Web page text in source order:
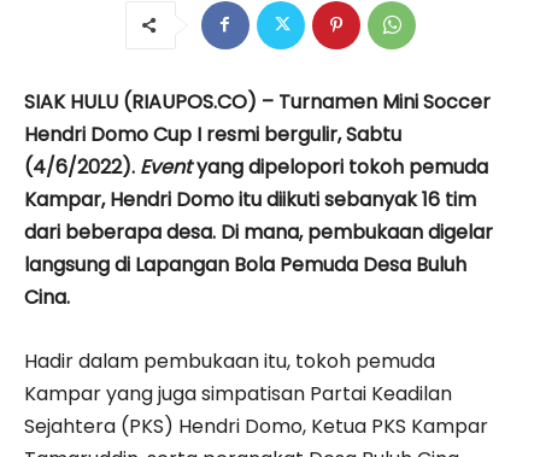
SIAK HULU (RIAUPOS.CO) – Turnamen Mini Soccer
Hendri Domo Cup I resmi bergulir, Sabtu
(4/6/2022). Eventyang dipelopori tokoh pemuda
Kampar, Hendri Domo itu diikuti sebanyak 16 tim
dari beberapa desa. Di mana, pembukaan digelar
langsung di Lapangan Bola Pemuda Desa Buluh
Cina.
Hadir dalam pembukaan itu, tokoh pemuda
Kampar yang juga simpatisan Partai Keadilan
Sejahtera (PKS) Hendri Domo, Ketua PKS Kampar